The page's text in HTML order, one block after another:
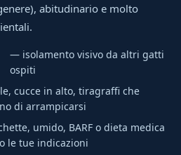
abitudinario e molto
— isolamento visivo da altri gatti
ospiti
cucce in alto, tiragraffi che
di arrampicarsi
umido, BARF o dieta medica
le tue indicazioni